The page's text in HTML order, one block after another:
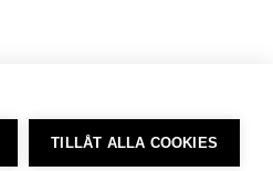
TILLÅT ALLA COOKIES